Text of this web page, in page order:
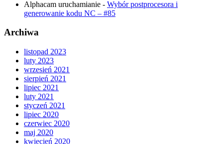
Alphacam uruchamianie - Wybór postprocesora i
generowanie kodu NC – #85
Archiwa
listopad 2023
luty 2023
wrzesień 2021
sierpień 2021
lipiec 2021
luty 2021
styczeń 2021
lipiec 2020
czerwiec 2020
maj 2020
kwiecień 2020